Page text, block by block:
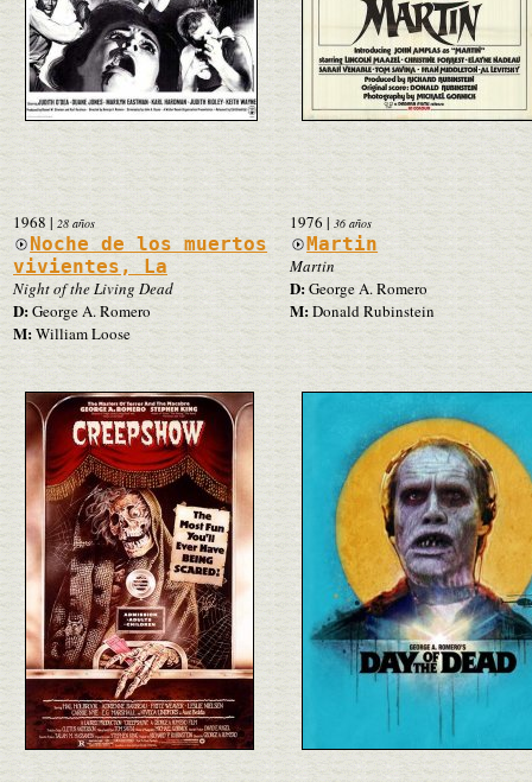
1968 | 28 años
Noche de los muertos
vivientes, La
Night of the Living Dead
D:George A. Romero
M:William Loose
1976 | 36 años
Martin
Martin
D:George A. Romero
M:Donald Rubinstein